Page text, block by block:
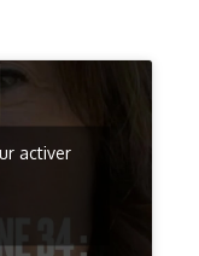
activer